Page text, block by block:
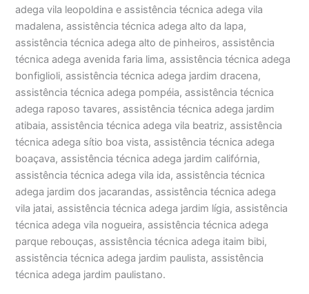
adega vila leopoldina e assistência técnica adega vila
madalena, assistência técnica adega alto da lapa,
assistência técnica adega alto de pinheiros, assistência
técnica adega avenida faria lima, assistência técnica adega
bonfiglioli, assistência técnica adega jardim dracena,
assistência técnica adega pompéia, assistência técnica
adega raposo tavares, assistência técnica adega jardim
atibaia, assistência técnica adega vila beatriz, assistência
técnica adega sítio boa vista, assistência técnica adega
boaçava, assistência técnica adega jardim califórnia,
assistência técnica adega vila ida, assistência técnica
adega jardim dos jacarandas, assistência técnica adega
vila jatai, assistência técnica adega jardim lígia, assistência
técnica adega vila nogueira, assistência técnica adega
parque rebouças, assistência técnica adega itaim bibi,
assistência técnica adega jardim paulista, assistência
técnica adega jardim paulistano.